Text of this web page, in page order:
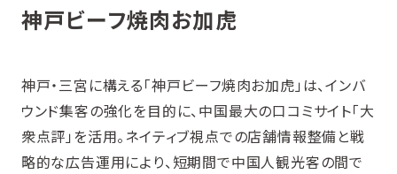
神戸ビーフ焼肉お加虎
神戸・三宮に構える「神戸ビーフ焼肉お加虎」は、インバ
ウンド集客の強化を目的に、中国最大の口コミサイト「大
衆点評」を活用。ネイティブ視点での店舗情報整備と戦
略的な広告運用により、短期間で中国人観光客の間で